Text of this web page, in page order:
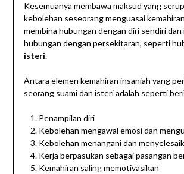
Kesemuanya membawa maksud yang
kebolehan seseorang menguasai
membina hubungan dengan diri sendiri dan
hubungan dengan persekitaran, seperti
isteri.
Antara elemen kemahiran insaniah yang
seorang suami dan isteri adalah seperti
Penampilan diri
Kebolehan mengawal emosi dan
Kebolehan menangani dan
Kerja berpasukan sebagai pasangan
Kemahiran saling memotivasikan